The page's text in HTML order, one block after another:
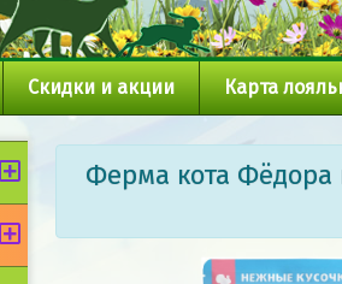
Скидки и акции Карта
Ферма кота Фёдора